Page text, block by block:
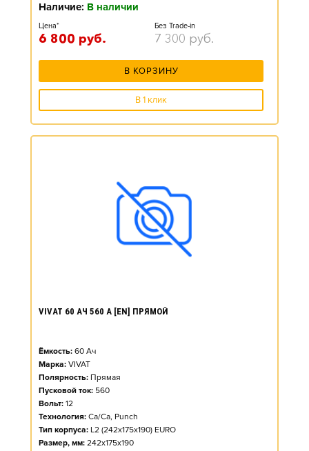
Наличие: В наличии
Цена*
6 800 руб.
Без Trade-in
7 300 руб.
В КОРЗИНУ
В 1 клик
VIVAT 60 АЧ 560 А [EN] ПРЯМОЙ
Ёмкость: 60 Ач
Марка: VIVAT
Полярность: Прямая
Пусковой ток: 560
Вольт: 12
Технология: Ca/Ca, Punch
Тип корпуса: L2 (242x175x190) EURO
Размер, мм: 242x175x190